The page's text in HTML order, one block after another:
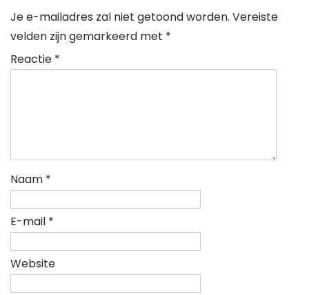
Je e-mailadres zal niet getoond worden. Vereiste
velden zijn gemarkeerd met *
Reactie *
Naam *
E-mail *
Website